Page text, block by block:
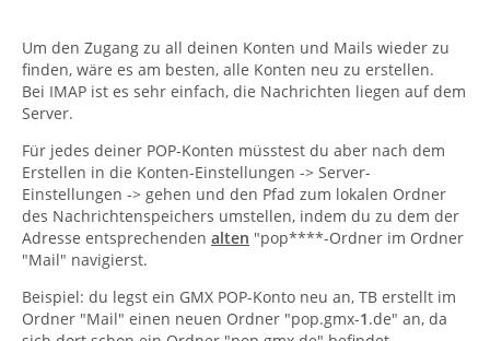
Um den Zugang zu all deinen Konten und Mails wieder zu
finden, wäre es am besten, alle Konten neu zu erstellen.
Bei IMAP ist es sehr einfach, die Nachrichten liegen auf dem
Server.
Für jedes deiner POP-Konten müsstest du aber nach dem
Erstellen in die Konten-Einstellungen -> Server-
Einstellungen -> gehen und den Pfad zum lokalen Ordner
des Nachrichtenspeichers umstellen, indem du zu dem der
Adresse entsprechenden alten "pop****-Ordner im Ordner
"Mail" navigierst.
Beispiel: du legst ein GMX POP-Konto neu an, TB erstellt im
Ordner "Mail" einen neuen Ordner "pop.gmx-1.de" an, da